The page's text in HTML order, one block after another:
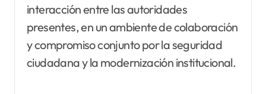
interacción entre las autoridades
presentes, en un ambiente de colaboración
y compromiso conjunto por la seguridad
ciudadana y la modernización institucional.